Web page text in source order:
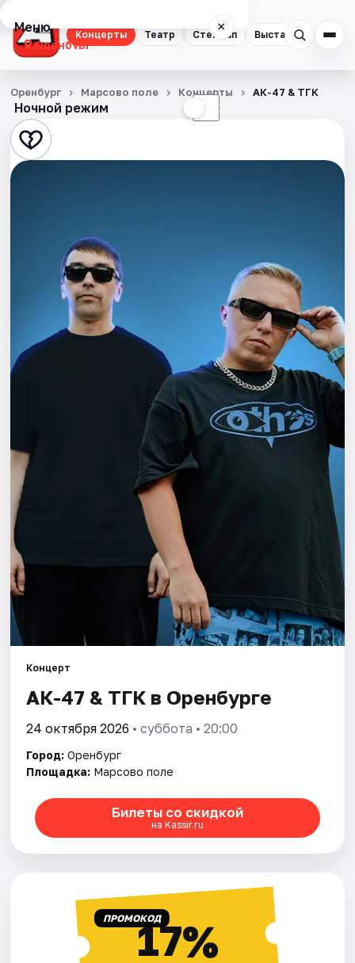
Концерты Театр Стендап Выставки
Меню ×
Оренбург
Концерты
Театр
Стендап
Экскурсии
События
Артисты
Рейтинги
Ночной режим ☾
Оренбург Марсово поле Концерты АК-47 & ТГК
Концерт
АК-47 & ТГК в Оренбурге
24 октября 2026 • суббота • 20:00
Город: Оренбург
Площадка: Марсово поле
Билеты со скидкой
на Kassir.ru
ПРОМОКОД17%